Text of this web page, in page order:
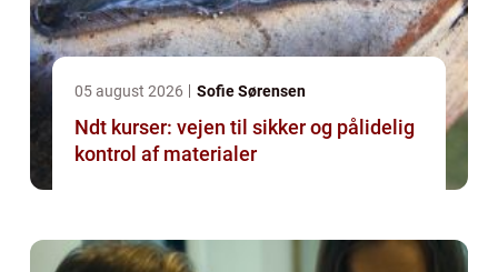
05 august 2026 Sofie Sørensen
Ndt kurser: vejen til sikker og pålidelig
kontrol af materialer